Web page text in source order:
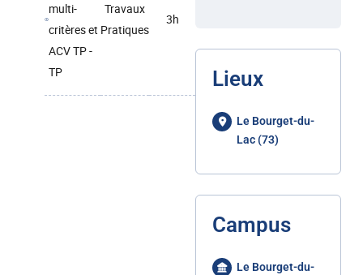
multi-
critères et
ACV TP -
TP
Travaux
Pratiques
3h
Lieux
Le Bourget-du-
Lac (73)
Campus
Le Bourget-du-